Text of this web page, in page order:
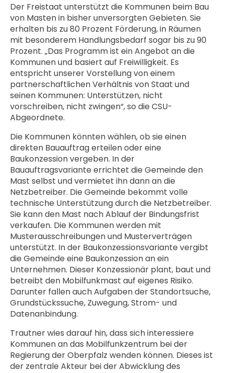
Der Freistaat unterstützt die Kommunen beim Bau
von Masten in bisher unversorgten Gebieten. Sie
erhalten bis zu 80 Prozent Förderung, in Räumen
mit besonderem Handlungsbedarf sogar bis zu 90
Prozent. „Das Programm ist ein Angebot an die
Kommunen und basiert auf Freiwilligkeit. Es
entspricht unserer Vorstellung von einem
partnerschaftlichen Verhältnis von Staat und
seinen Kommunen: Unterstützen, nicht
vorschreiben, nicht zwingen“, so die CSU-
Abgeordnete.
Die Kommunen könnten wählen, ob sie einen
direkten Bauauftrag erteilen oder eine
Baukonzession vergeben. In der
Bauauftragsvariante errichtet die Gemeinde den
Mast selbst und vermietet ihn dann an die
Netzbetreiber. Die Gemeinde bekommt volle
technische Unterstützung durch die Netzbetreiber.
Sie kann den Mast nach Ablauf der Bindungsfrist
verkaufen. Die Kommunen werden mit
Musterausschreibungen und Musterverträgen
unterstützt. In der Baukonzessionsvariante vergibt
die Gemeinde eine Baukonzession an ein
Unternehmen. Dieser Konzessionär plant, baut und
betreibt den Mobilfunkmast auf eigenes Risiko.
Darunter fallen auch Aufgaben der Standortsuche,
Grundstückssuche, Zuwegung, Strom- und
Datenanbindung.
Trautner wies darauf hin, dass sich interessiere
Kommunen an das Mobilfunkzentrum bei der
Regierung der Oberpfalz wenden können. Dieses ist
der zentrale Akteur bei der Abwicklung des